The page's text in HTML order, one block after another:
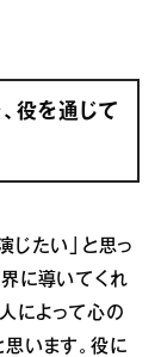
役を通じて
じたい」と思っ
に導いてくれ
によって心の
います。役に